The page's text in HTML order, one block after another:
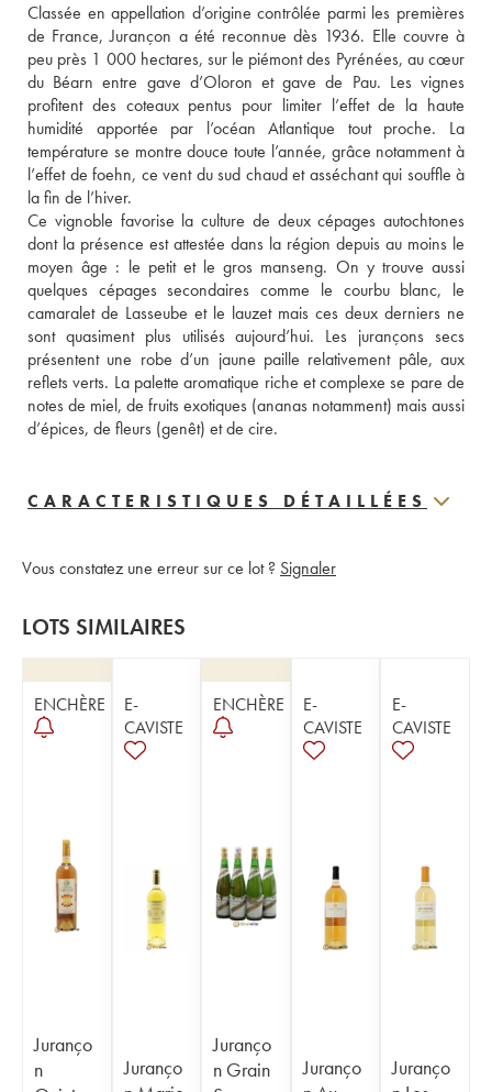
Classée en appellation d’origine contrôlée parmi les premières
de France, Jurançon a été reconnue dès 1936. Elle couvre à
peu près 1 000 hectares, sur le piémont des Pyrénées, au cœur
du Béarn entre gave d’Oloron et gave de Pau. Les vignes
profitent des coteaux pentus pour limiter l’effet de la haute
humidité apportée par l’océan Atlantique tout proche. La
température se montre douce toute l’année, grâce notamment à
l’effet de foehn, ce vent du sud chaud et asséchant qui souffle à
la fin de l’hiver.
Ce vignoble favorise la culture de deux cépages autochtones
dont la présence est attestée dans la région depuis au moins le
moyen âge : le petit et le gros manseng. On y trouve aussi
quelques cépages secondaires comme le courbu blanc, le
camaralet de Lasseube et le lauzet mais ces deux derniers ne
sont quasiment plus utilisés aujourd’hui. Les jurançons secs
présentent une robe d’un jaune paille relativement pâle, aux
reflets verts. La palette aromatique riche et complexe se pare de
notes de miel, de fruits exotiques (ananas notamment) mais aussi
CARACTERISTIQUES DÉTAILLÉES
Vous constatez une erreur sur ce lot ? Signaler
LOTS SIMILAIRES
ENCHÈRE
Juranço
n
E-
CAVISTE
Juranço
ENCHÈRE
Juranço
n Grain
E-
CAVISTE
Juranço
E-
CAVISTE
Juranço